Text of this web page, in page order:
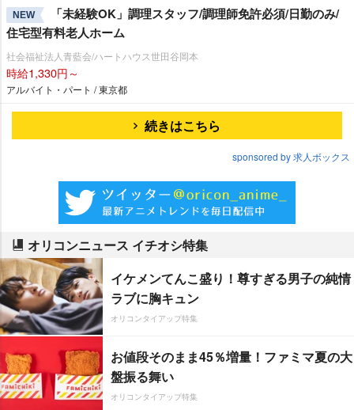
NEW
「未経験OK」調理スタッフ/調理師免許必須/日勤のみ/
住宅型有料老人ホーム
社会福祉法人青藍会/ハートハウス世田谷岡本
時給1,330円～
アルバイト・パート / 東京都
続きはこちら
sponsored by 求人ボックス
オリコンニュース イチオシ特集
イケメンてんこ盛り！尊すぎる男子の純情
ラブに胸キュン
オリコンタイアップ特集
お値段そのまま45％増量！ファミマ夏の大
盤振る舞い
オリコンタイアップ特集